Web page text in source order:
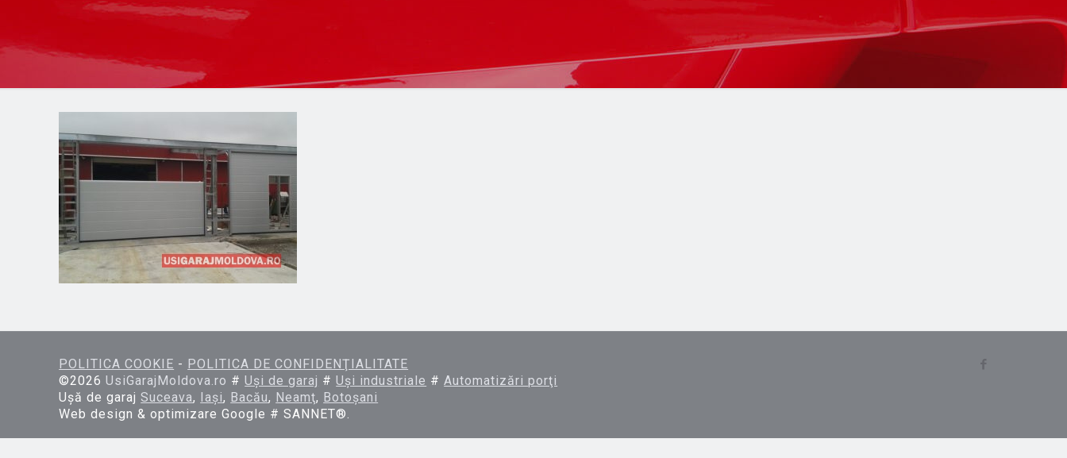
POLITICA COOKIE - POLITICA DE CONFIDENŢIALITATE
©2026UsiGarajMoldova.ro #Uşi de garaj #Uşi industriale #Automatizări porţi
Uşă de garajSuceava, Iaşi, Bacău, Neamţ, Botoşani
Web design & optimizare Google # SANNET®.